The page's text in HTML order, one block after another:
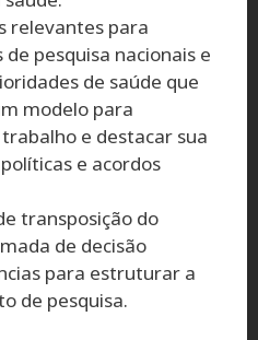
relevantes para
pesquisa nacionais e
de saúde que
modelo para
e destacar sua
e acordos
transposição do
de decisão
para estruturar a
de pesquisa.